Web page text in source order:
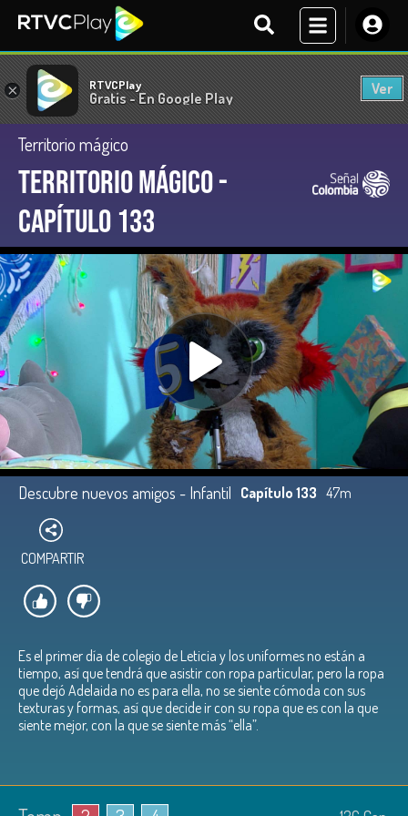
× RTVCPlay
Gratis - En Google Play
Ver
Territorio mágico
Territorio Mágico -
Capítulo 133
Descubre nuevos amigos - Infantil Capítulo 133 47m
COMPARTIR
Es el primer día de colegio de Leticia y los uniformes no están a
tiempo, así que tendrá que asistir con ropa particular, pero la ropa
que dejó Adelaida no es para ella, no se siente cómoda con sus
texturas y formas, así que decide ir con su ropa que es con la que
siente mejor, con la que se siente más “ella”.